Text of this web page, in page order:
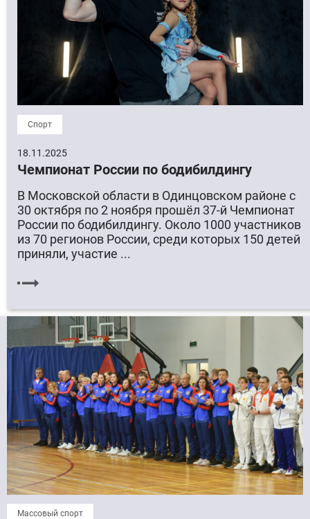
Спорт
18.11.2025
Чемпионат России по бодибилдингу
В Московской области в Одинцовском районе с
30 октября по 2 ноября прошёл 37-й Чемпионат
России по бодибилдингу. Около 1000 участников
из 70 регионов России, среди которых 150 детей
приняли, участие ...
Массовый спорт